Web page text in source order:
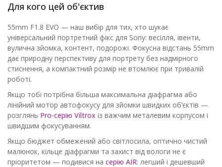
Для кого цей об'єктив
55mm F1.8 EVO — наш вибір для тих, хто шукає
універсальний портретний фікс для Sony: весілля, івенти,
вулична зйомка, контент, подорожі. Фокусна відстань 55mm
дає природну перспективу для портрету без надмірного
стиснення, а компактний розмір не втомлює при тривалій
роботі.
Якщо тобі потрібна більша максимальна діафрагма або
лінійний мотор автофокусу для зйомки швидких об’єктів —
розглянь Pro-серію Viltrox із важчим металевим корпусом і
швидшим фокусуванням.
Якщо бюджет обмежений або світлосила, оптично чистий
малюнок, кільце діафрагми та захист від вологи не є
пріоритетом — подивися на серію AIR: легший і дешевший